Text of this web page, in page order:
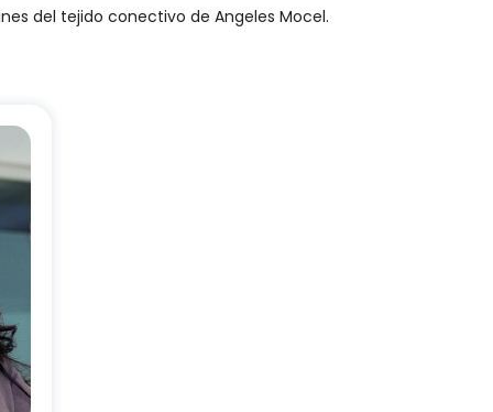
del tejido conectivo de Angeles Mocel.